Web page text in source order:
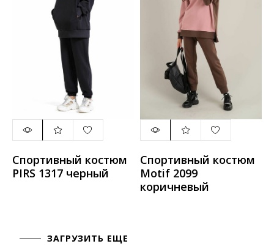
Спортивный костюм
PIRS 1317 черный
Спортивный костюм
Motif 2099
коричневый
ЗАГРУЗИТЬ ЕЩЕ